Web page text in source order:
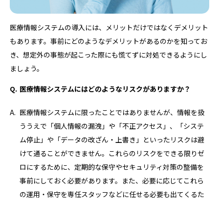
医療情報システムの導入には、メリットだけではなくデメリット
もあります。事前にどのようなデメリットがあるのかを知ってお
き、想定外の事態が起こった際にも慌てずに対処できるようにし
ましょう。
医療情報システムにはどのようなリスクがありますか？
医療情報システムに限ったことではありませんが、情報を扱
ううえで「個人情報の漏洩」や「不正アクセス」、「システ
ム停止」や「データの改ざん・上書き」といったリスクは避
けて通ることができません。これらのリスクをできる限りゼ
ロにするために、定期的な保守やセキュリティ対策の整備を
事前にしておく必要があります。また、必要に応じてこれら
の運用・保守を専任スタッフなどに任せる必要も出てくるた